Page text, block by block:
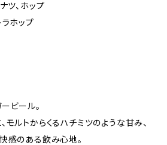
、ホップ
ホップ
ビール。
モルトからくるハチミツのような甘み、
感のある飲み心地。